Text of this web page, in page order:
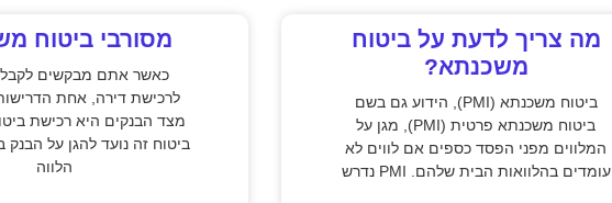
מה צריך לדעת על ביטוח
משכנתא?
ביטוח משכנתא (PMI), הידוע גם בשם
ביטוח משכנתא פרטית (PMI), מגן על
המלווים מפני הפסד כספים אם לווים לא
עומדים בהלוואות הבית שלהם. PMI נדרש
מסורבי ביטוח
כאשר אתם מבקשים
לרכישת דירה, אחת
מצד הבנקים היא רכישת
ביטוח זה נועד להגן על
הלווה